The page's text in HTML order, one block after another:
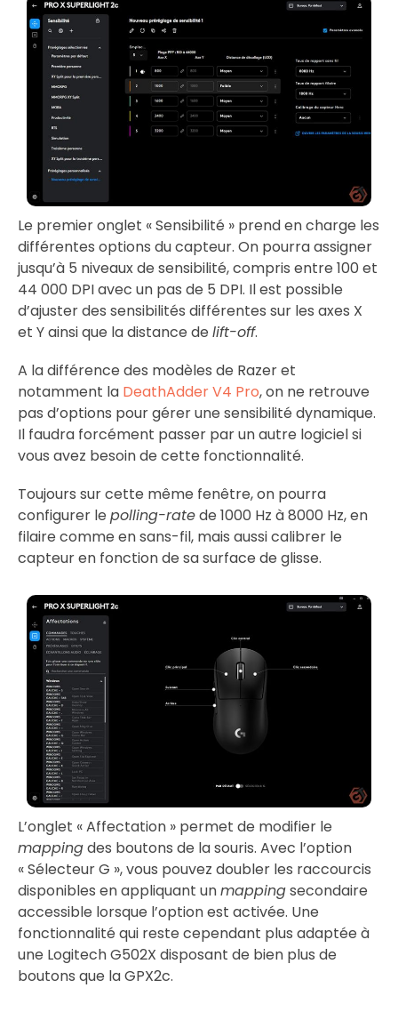
Le premier onglet « Sensibilité » prend en charge les
différentes options du capteur. On pourra assigner
jusqu’à 5 niveaux de sensibilité, compris entre 100 et
44 000 DPI avec un pas de 5 DPI. Il est possible
d’ajuster des sensibilités différentes sur les axes X
et Y ainsi que la distance de lift-off.
A la différence des modèles de Razer et
notamment la DeathAdder V4 Pro, on ne retrouve
pas d’options pour gérer une sensibilité dynamique.
Il faudra forcément passer par un autre logiciel si
vous avez besoin de cette fonctionnalité.
Toujours sur cette même fenêtre, on pourra
configurer le polling-ratede 1000 Hz à 8000 Hz, en
filaire comme en sans-fil, mais aussi calibrer le
capteur en fonction de sa surface de glisse.
L’onglet « Affectation » permet de modifier le
mappingdes boutons de la souris. Avec l’option
« Sélecteur G », vous pouvez doubler les raccourcis
disponibles en appliquant unmappingsecondaire
accessible lorsque l’option est activée. Une
fonctionnalité qui reste cependant plus adaptée à
une Logitech G502X disposant de bien plus de
boutons que la GPX2c.